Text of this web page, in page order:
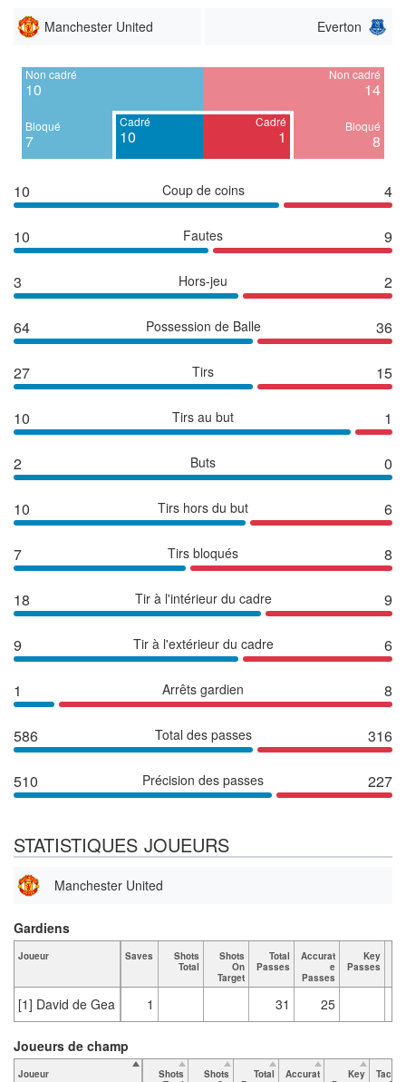
Manchester United Everton
Non cadré
10
Bloqué
7
Cadré
10
Cadré
1
Non cadré
14
Bloqué
8
10 Coup de coins 4
10 Fautes 9
3 Hors-jeu 2
64 Possession de Balle 36
27 Tirs 15
10 Tirs au but 1
2 Buts 0
10 Tirs hors du but 6
7 Tirs bloqués 8
18 Tir à l'intérieur du cadre 9
9 Tir à l'extérieur du cadre 6
1 Arrêts gardien 8
586 Total des passes 316
510 Précision des passes 227
STATISTIQUES JOUEURS
Manchester United
Joueur Saves
Shots
Total
Shots
On
Target
Total
Passes
Accurat
e
Passes
Key
Passes
[1] David de Gea 1 31 25
Gardiens
Joueur
Shots
Shots
Total
Accurat
Key
Joueurs de champ